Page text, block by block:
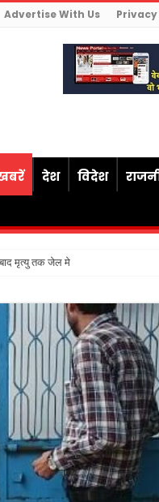
Advertise With Us
देश विदेश
मृत्यु तक जेल में रखने की सजा संविधान